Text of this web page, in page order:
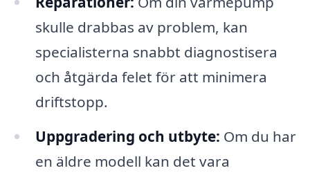
skulle drabbas av problem, kan
specialisterna snabbt diagnostisera
och åtgärda felet för att minimera
driftstopp.
Uppgradering och utbyte: Om du har
en äldre modell kan det vara